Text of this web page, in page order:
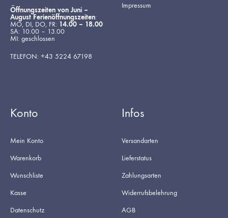
Öffnungszeiten von Juni –
August Ferienöffnungszeiten:
MO, DI, DO, FR: 14.00 – 18.00
SA: 10.00 – 13.00
MI: geschlossen
TELEFON: +43 5224 67198
Impressum
Konto
Mein Konto
Warenkorb
Wunschliste
Kasse
Datenschutz
Infos
Versandarten
Lieferstatus
Zahlungsarten
Widerrufsbelehrung
AGB